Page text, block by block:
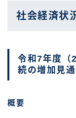
社会経済状
令和7年度（
続の増加見
概要